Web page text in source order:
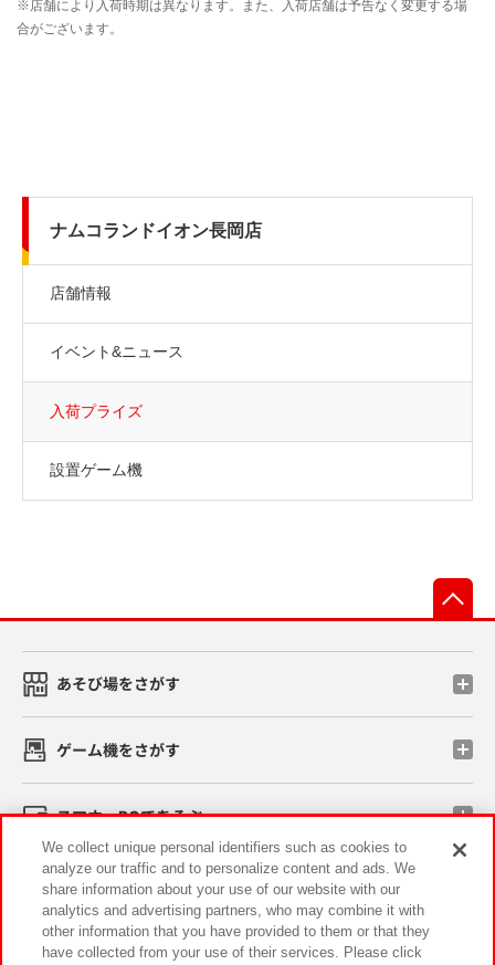
ナムコランドイオン長岡店
店舗情報
イベント&ニュース
入荷プライズ
設置ゲーム機
あそび場をさがす
ゲーム機をさがす
スマホ・PCであそぶ
イベント・キャンペーン
We collect unique personal identifiers such as cookies to
analyze our traffic and to personalize content and ads. We
share information about your use of our website with our
analytics and advertising partners, who may combine it with
other information that you have provided to them or that they
have collected from your use of their services. Please click